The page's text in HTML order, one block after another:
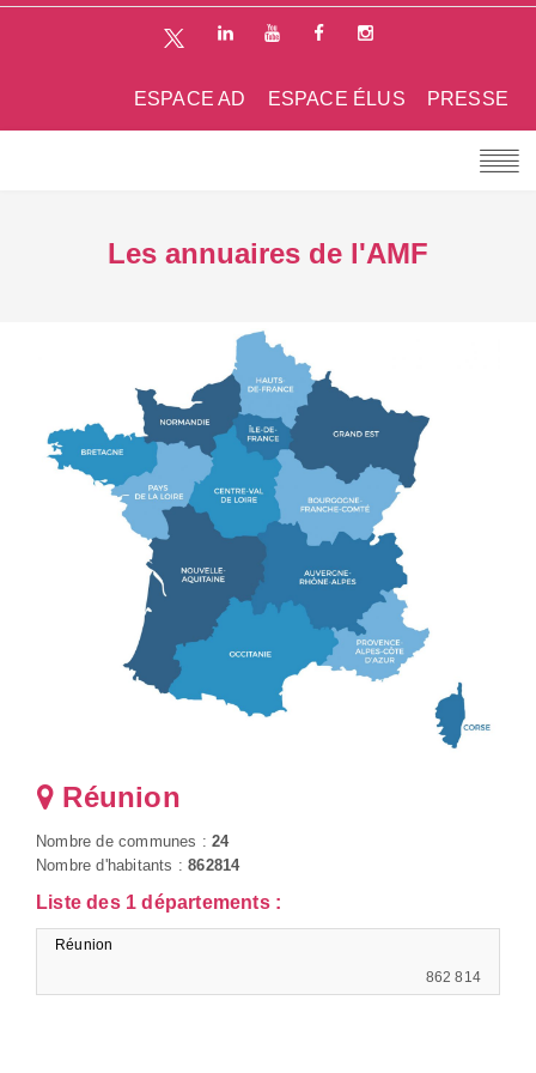
PRESSE
ESPACE ÉLUS
ESPACE AD
Les annuaires de l'AMF
Réunion
Nombre de communes :24
Nombre d'habitants :862814
Liste des 1 départements :
Réunion
862 814